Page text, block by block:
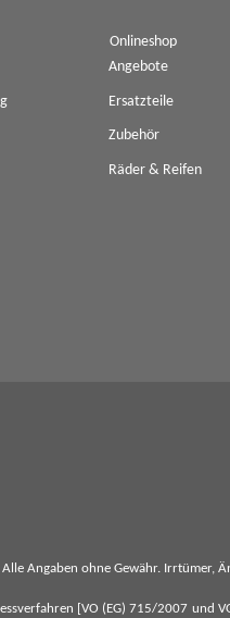
Onlineshop
Angebote
Ersatzteile
Zubehör
Räder & Reifen
Angaben ohne Gewähr. Irrtümer,
[VO (EG) 715/2007 und